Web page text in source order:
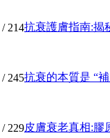
/ 214抗衰護膚指南:揭
/ 245抗衰的本質是 “
/ 229皮膚衰老真相:膠